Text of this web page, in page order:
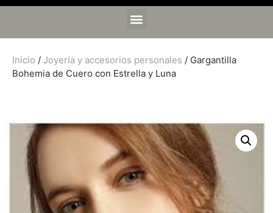
Inicio / Joyería y accesorios personales / Gargantilla
Bohemia de Cuero con Estrella y Luna